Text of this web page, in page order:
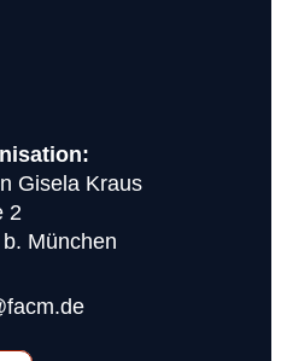
Gisela Kraus
2
München